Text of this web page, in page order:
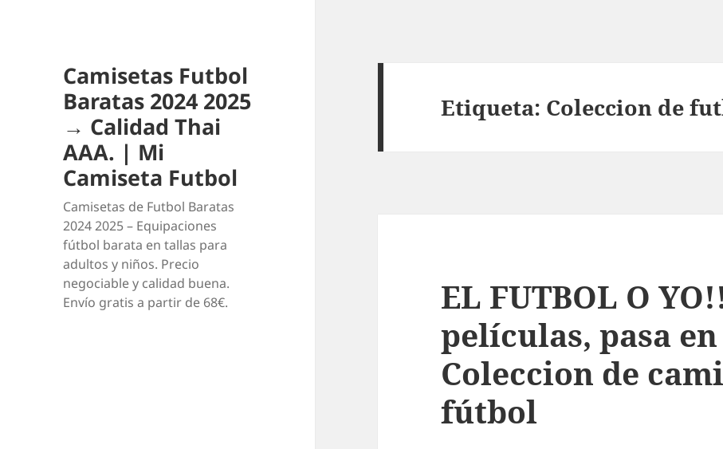
Camisetas Futbol
Baratas 2024 2025
→ Calidad Thai
AAA. | Mi
Camiseta Futbol
Camisetas de Futbol Baratas
2024 2025 – Equipaciones
fútbol barata en tallas para
adultos y niños. Precio
negociable y calidad buena.
Envío gratis a partir de 68€.
Etiqueta: Coleccion de
EL FUTBOL O
películas, pasa
Coleccion de
fútbol